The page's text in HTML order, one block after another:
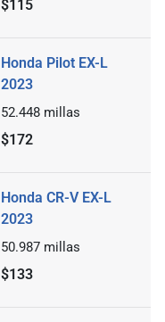
$115
Honda Pilot EX-L
2023
52.448 millas
$172
Honda CR-V EX-L
2023
50.987 millas
$133